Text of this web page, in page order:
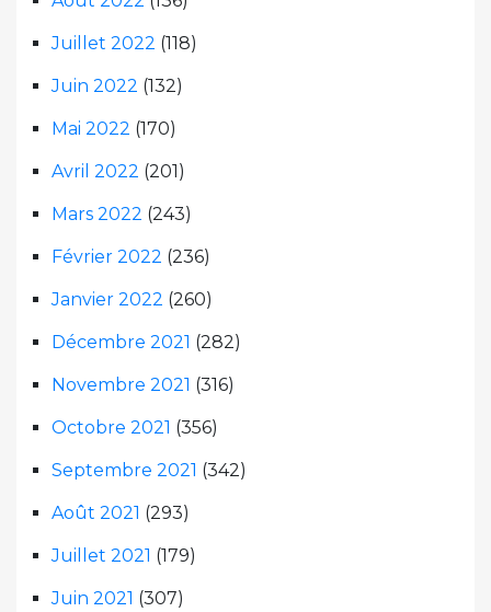
Juillet 2022 (118)
Juin 2022 (132)
Mai 2022 (170)
Avril 2022 (201)
Mars 2022 (243)
Février 2022 (236)
Janvier 2022 (260)
Décembre 2021 (282)
Novembre 2021 (316)
Octobre 2021 (356)
Septembre 2021 (342)
Août 2021 (293)
Juillet 2021 (179)
Juin 2021 (307)